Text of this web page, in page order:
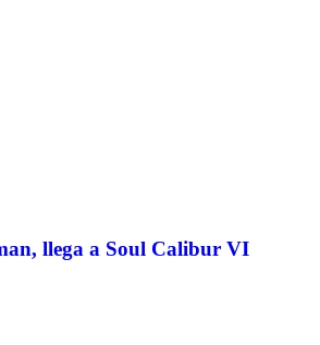
llega a Soul Calibur VI